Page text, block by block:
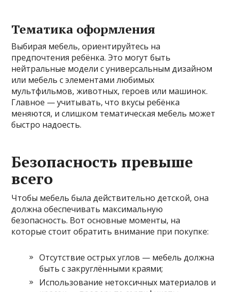
Тематика оформления
Выбирая мебель, ориентируйтесь на
предпочтения ребёнка. Это могут быть
нейтральные модели с универсальным дизайном
или мебель с элементами любимых
мультфильмов, животных, героев или машинок.
Главное — учитывать, что вкусы ребёнка
меняются, и слишком тематическая мебель может
быстро надоесть.
Безопасность превыше
всего
Чтобы мебель была действительно детской, она
должна обеспечивать максимальную
безопасность. Вот основные моменты, на
которые стоит обратить внимание при покупке:
Отсутствие острых углов — мебель должна
быть с закруглёнными краями;
Использование нетоксичных материалов и